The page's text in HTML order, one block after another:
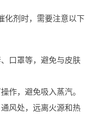
化剂时，需要注意以下
口罩等，避免与皮肤
作，避免吸入蒸汽。
风处，远离火源和热